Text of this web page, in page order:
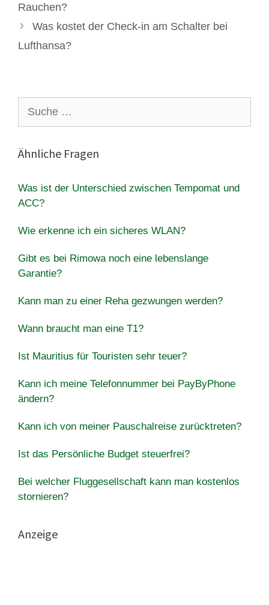
Rauchen?
Was kostet der Check-in am Schalter bei
Lufthansa?
nach:
Ähnliche Fragen
Was ist der Unterschied zwischen Tempomat und
ACC?
Wie erkenne ich ein sicheres WLAN?
Gibt es bei Rimowa noch eine lebenslange
Garantie?
Kann man zu einer Reha gezwungen werden?
Wann braucht man eine T1?
Ist Mauritius für Touristen sehr teuer?
Kann ich meine Telefonnummer bei PayByPhone
ändern?
Kann ich von meiner Pauschalreise zurücktreten?
Ist das Persönliche Budget steuerfrei?
Bei welcher Fluggesellschaft kann man kostenlos
stornieren?
Anzeige